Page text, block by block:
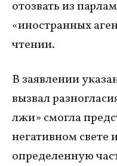
отозвать из
«иностранных
чтении.
В заявлении
вызвал
лжи» смогла
негативном свете
определенную